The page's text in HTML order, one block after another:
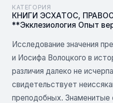
КАТЕГОРИЯ
КНИГИ ЭСХАТОС,
**Экклезиология Опыт
Исследование значения
и Иосифа Волоцкого в
различия далеко не
свидетельствует
преподобных. Знаменитые